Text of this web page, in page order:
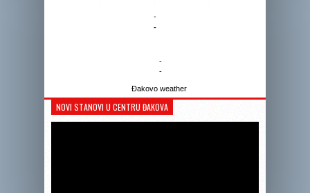
-
-
-
-
Đakovo weather
NOVI STANOVI U CENTRU ĐAKOVA